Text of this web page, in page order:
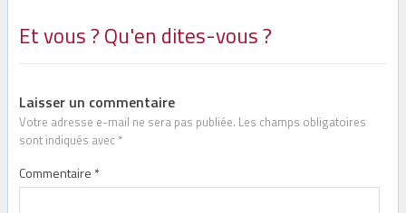
Et vous ? Qu'en dites-vous ?
Laisser un commentaire
Votre adresse e-mail ne sera pas publiée. Les champs obligatoires
sont indiqués avec *
Commentaire *